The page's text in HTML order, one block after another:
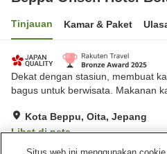
Tinjauan Kamar & Paket
Dekat dengan stasiun, membuat
bagus untuk berwisata. Makanan
Kota Beppu, Oita, Jepang
Lihat di peta